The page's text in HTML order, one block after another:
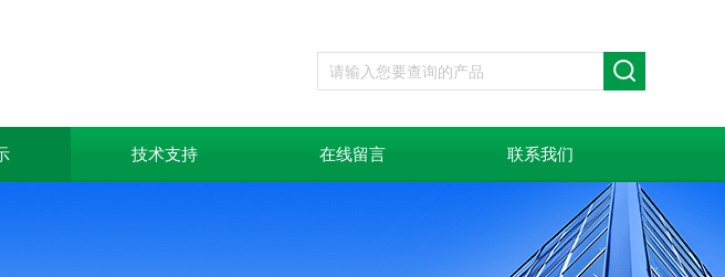
技术支持 在线留言 联系我们